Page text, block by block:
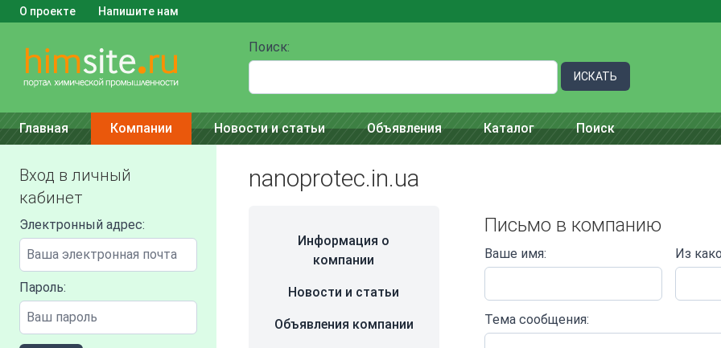
О проекте Напишите нам
Поиск:
ИСКАТЬ
Главная Компании Новости и статьи Объявления Каталог Поиск
Вход в личный
кабинет
Электронный адрес:
Пароль:
nanoprotec.in.ua
Информация о
компании
Новости и статьи
Объявления компании
Письмо в компанию
Ваше имя: Из
Тема сообщения: